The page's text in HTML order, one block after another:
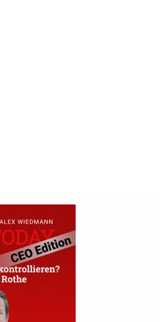
Rückkehr syrischer
verlangt Söder staatliche
Menschen in der Not
sich diese Situation jetzt
Asylgrund wegfällt, gibt es
im Land zu bleiben“, so